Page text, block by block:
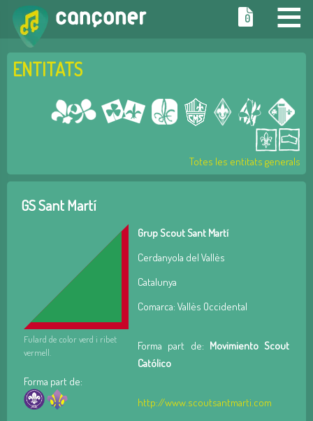
≡
0
ENTITATS
Totes les entitats generals
GS Sant Martí
Fulard de color verd i ribet
vermell.
Forma part de:
Grup Scout Sant Martí
Cerdanyola del Vallès
Catalunya
Comarca: Vallès Occidental
Forma part de: Movimiento Scout
Católico
http://www.scoutsantmarti.com